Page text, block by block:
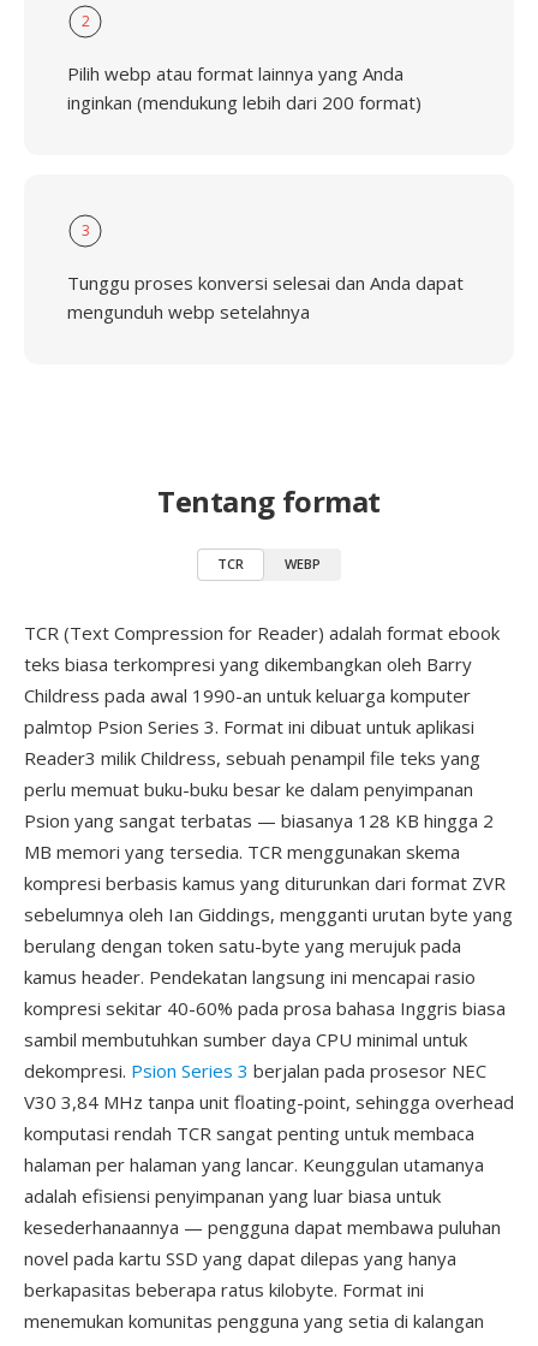
2
Pilih webp atau format lainnya yang Anda
inginkan (mendukung lebih dari 200 format)
3
Tunggu proses konversi selesai dan Anda dapat
mengunduh webp setelahnya
Tentang format
TCR WEBP
TCR (Text Compression for Reader) adalah format ebook
teks biasa terkompresi yang dikembangkan oleh Barry
Childress pada awal 1990-an untuk keluarga komputer
palmtop Psion Series 3. Format ini dibuat untuk aplikasi
Reader3 milik Childress, sebuah penampil file teks yang
perlu memuat buku-buku besar ke dalam penyimpanan
Psion yang sangat terbatas — biasanya 128 KB hingga 2
MB memori yang tersedia. TCR menggunakan skema
kompresi berbasis kamus yang diturunkan dari format ZVR
sebelumnya oleh Ian Giddings, mengganti urutan byte yang
berulang dengan token satu-byte yang merujuk pada
kamus header. Pendekatan langsung ini mencapai rasio
kompresi sekitar 40-60% pada prosa bahasa Inggris biasa
sambil membutuhkan sumber daya CPU minimal untuk
dekompresi. Psion Series 3 berjalan pada prosesor NEC
V30 3,84 MHz tanpa unit floating-point, sehingga overhead
komputasi rendah TCR sangat penting untuk membaca
halaman per halaman yang lancar. Keunggulan utamanya
adalah efisiensi penyimpanan yang luar biasa untuk
kesederhanaannya — pengguna dapat membawa puluhan
novel pada kartu SSD yang dapat dilepas yang hanya
berkapasitas beberapa ratus kilobyte. Format ini
menemukan komunitas pengguna yang setia di kalangan